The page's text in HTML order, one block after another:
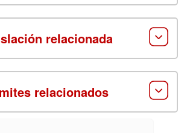
relacionada
relacionados